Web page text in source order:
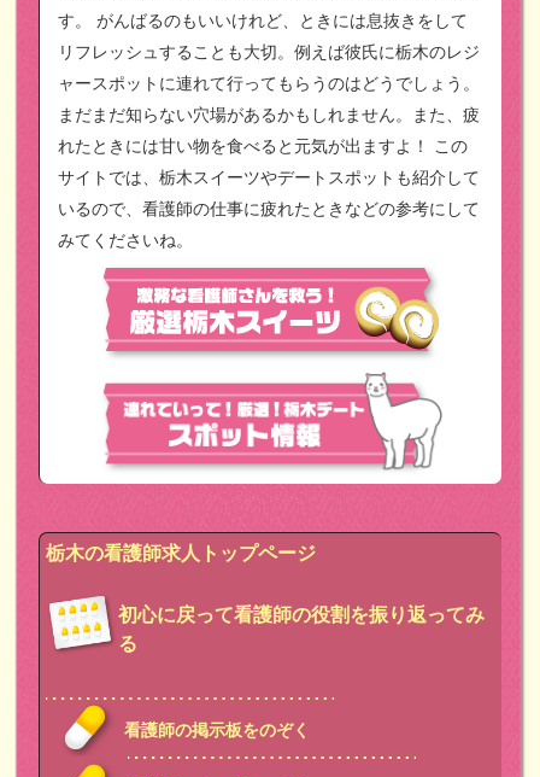
す。
がんばるのもいいけれど、ときには息抜きをして
リフレッシュすることも大切。例えば彼氏に栃木のレジ
ャースポットに連れて行ってもらうのはどうでしょう。
まだまだ知らない穴場があるかもしれません。また、疲
れたときには甘い物を食べると元気が出ますよ！
この
サイトでは、栃木スイーツやデートスポットも紹介して
いるので、看護師の仕事に疲れたときなどの参考にして
みてくださいね。
栃木の看護師求人トップページ
初心に戻って看護師の役割を振り返ってみ
る
看護師の掲示板をのぞく